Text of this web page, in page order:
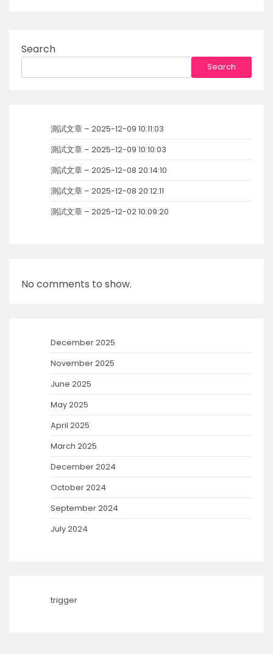
Search
Search
測試文章 – 2025-12-09 10:11:03
測試文章 – 2025-12-09 10:10:03
測試文章 – 2025-12-08 20:14:10
測試文章 – 2025-12-08 20:12:11
測試文章 – 2025-12-02 10:09:20
No comments to show.
December 2025
November 2025
June 2025
May 2025
April 2025
March 2025
December 2024
October 2024
September 2024
July 2024
trigger